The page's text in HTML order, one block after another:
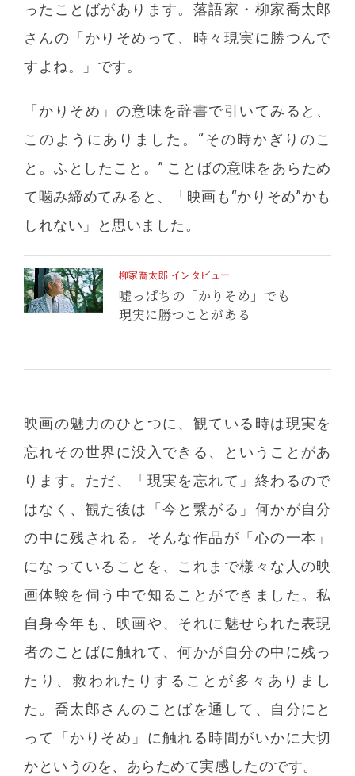
ったことばがあります。落語家・柳家喬太郎
さんの「かりそめって、時々現実に勝つんで
すよね。」です。
「かりそめ」の意味を辞書で引いてみると、
このようにありました。“その時かぎりのこ
と。ふとしたこと。” ことばの意味をあらため
て噛み締めてみると、「映画も“かりそめ”かも
しれない」と思いました。
柳家喬太郎 インタビュー
嘘っぱちの「かりそめ」でも
現実に勝つことがある
映画の魅力のひとつに、観ている時は現実を
忘れその世界に没入できる、ということがあ
ります。ただ、「現実を忘れて」終わるので
はなく、観た後は「今と繋がる」何かが自分
の中に残される。そんな作品が「心の一本」
になっていることを、これまで様々な人の映
画体験を伺う中で知ることができました。私
自身今年も、映画や、それに魅せられた表現
者のことばに触れて、何かが自分の中に残っ
たり、救われたりすることが多々ありまし
た。喬太郎さんのことばを通して、自分にと
って「かりそめ」に触れる時間がいかに大切
かというのを、あらためて実感したのです。